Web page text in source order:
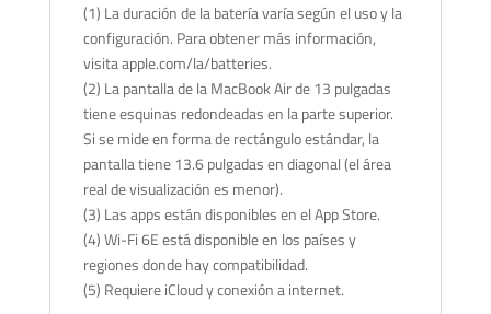
(1) La duración de la batería varía según el uso y la
configuración. Para obtener más información,
visita apple.com/la/batteries.
(2) La pantalla de la MacBook Air de 13 pulgadas
tiene esquinas redondeadas en la parte superior.
Si se mide en forma de rectángulo estándar, la
pantalla tiene 13.6 pulgadas en diagonal (el área
real de visualización es menor).
(3) Las apps están disponibles en el App Store.
(4) Wi-Fi 6E está disponible en los países y
regiones donde hay compatibilidad.
(5) Requiere iCloud y conexión a internet.